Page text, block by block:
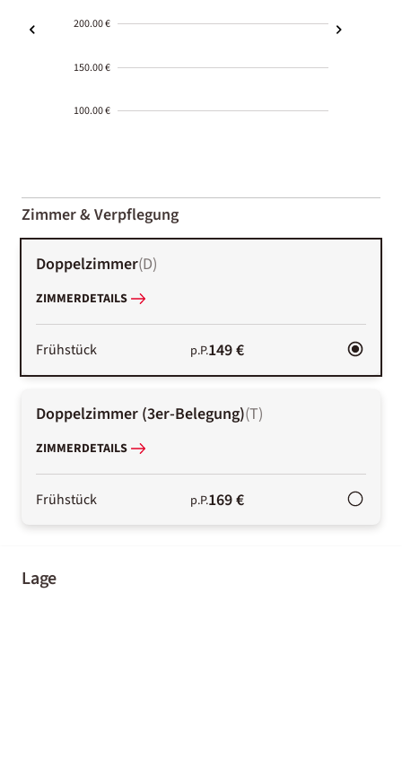
200.00 €
150.00 €
100.00 €
01-02
Zimmer & Verpflegung
Doppelzimmer(D)
ZIMMERDETAILS
Frühstück p.P.149 €
Doppelzimmer (3er-Belegung)(T)
ZIMMERDETAILS
Frühstück p.P.169 €
Lage